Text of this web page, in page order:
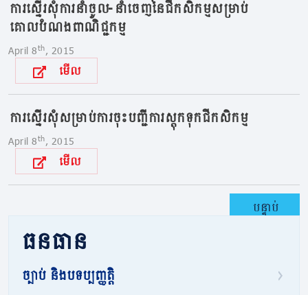
ការស្នើរសុំការនាំចូល-នាំចេញនៃជីកសិកម្មសម្រាប់
គោលបំណងពាណិជ្ជកម្ម
April 8th, 2015
មើល
ការស្នើរសុំសម្រាប់ការចុះបញ្ជីការស្តុកទុកជីកសិកម្ម
April 8th, 2015
មើល
បន្ទាប់
ធនធាន
ច្បាប់ និងបទប្បញ្ញត្តិ